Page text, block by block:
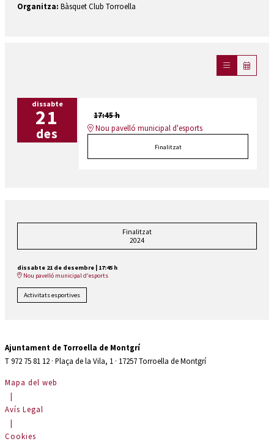
Organitza: Bàsquet Club Torroella
dissabte
21
des
17:45 h
Nou pavelló municipal d'esports
Finalitzat
Finalitzat
2024
dissabte 21 de desembre | 17:45 h
Nou pavelló municipal d'esports
Activitats esportives
Ajuntament de Torroella de Montgrí
T 972 75 81 12 · Plaça de la Vila, 1 · 17257 Torroella de Montgrí
Mapa del web
|
Avís Legal
|
Cookies